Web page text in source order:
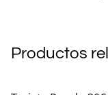
Productos